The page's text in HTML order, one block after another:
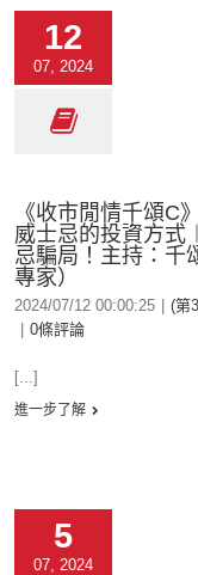
12
07, 2024
《收市閒情千頌C
威士忌的投資方式
忌騙局！主持：千
專家）
2024/07/12 00:00:25 (第
0條評論
[...]
進一步了解
5
07, 2024